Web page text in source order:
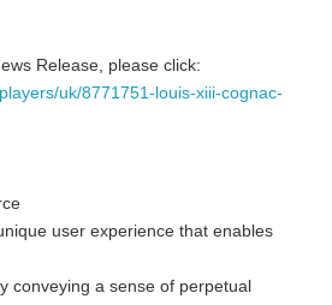
Release, please click:
uk/8771751-louis-xiii-cognac-
user experience that enables
conveying a sense of perpetual